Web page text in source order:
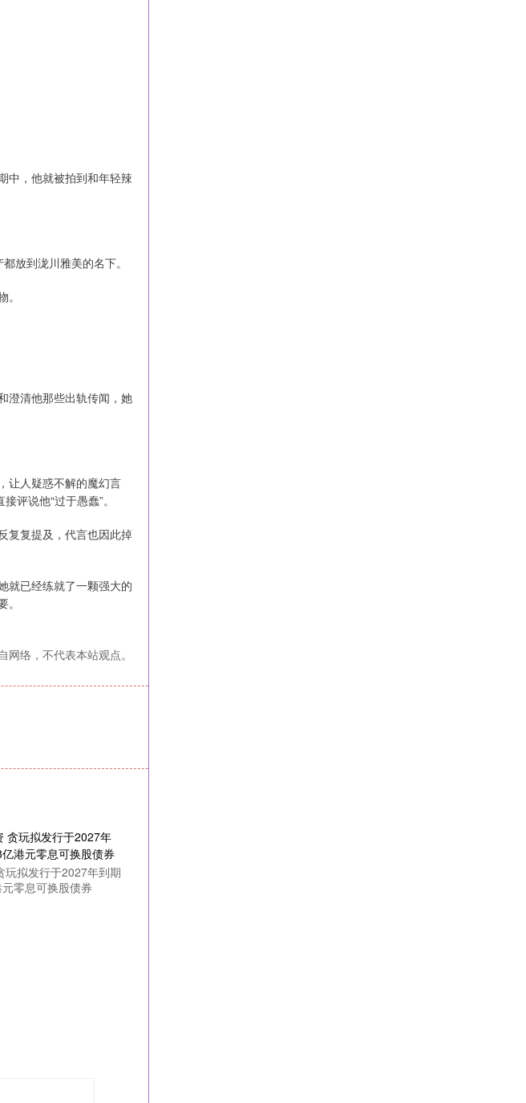
中，他就被拍到和年轻辣
放到泷川雅美的名下。
澄清他那些出轨传闻，她
让人疑惑不解的魔幻言
评说他“过于愚蠢”。
复复提及，代言也因此掉
就已经练就了一颗强大的
络，不代表本站观点。
玩拟发行于2027年到期
零息可换股债券